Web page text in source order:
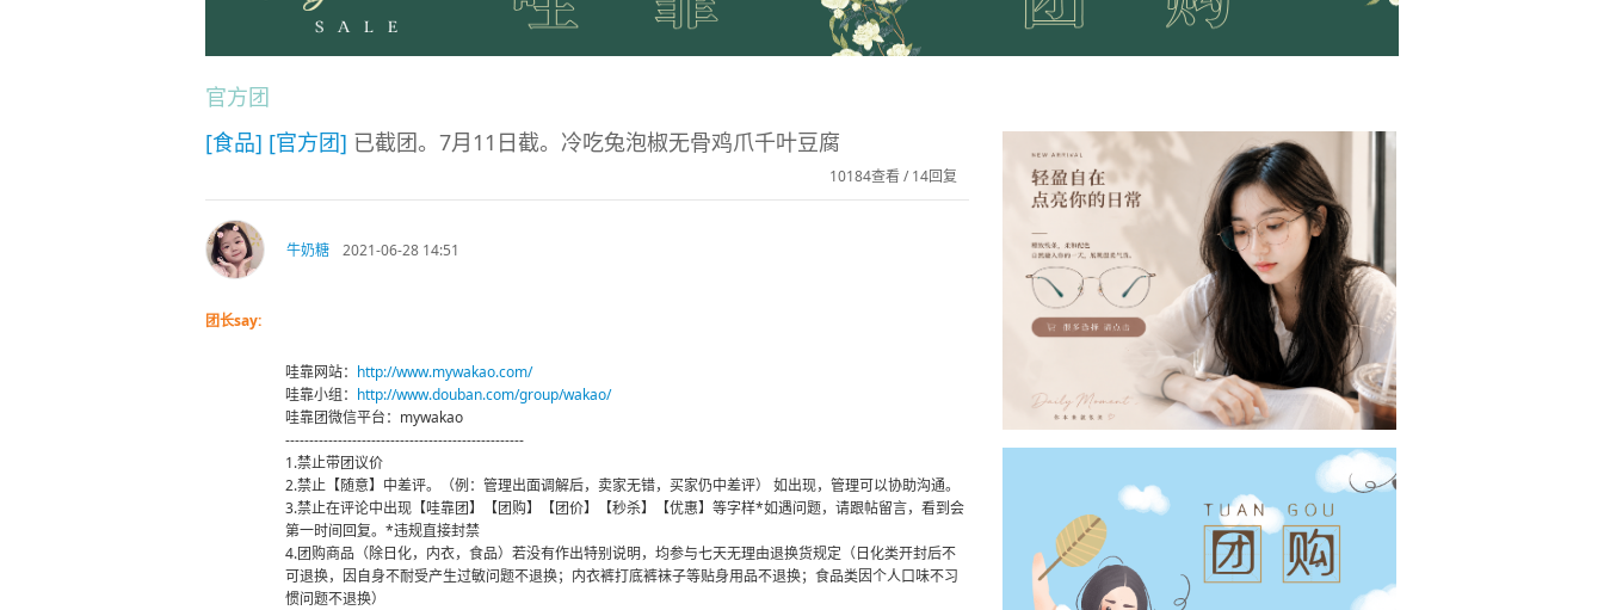
官方团
[食品] [官方团] 已截团。7月11日截。冷吃兔泡椒无骨鸡爪千叶豆腐
10184查看 / 14回复
牛奶糖 2021-06-28 14:51
团长say:
哇靠网站： http://www.mywakao.com/
哇靠小组： http://www.douban.com/group/wakao/
哇靠团微信平台：mywakao
--------------------------------------------------
1.禁止带团议价
2.禁止【随意】中差评。（例：管理出面调解后，卖家无错，买家仍中差评） 如出现，管理可以协助沟通。
3.禁止在评论中出现【哇靠团】【团购】【团价】【秒杀】【优惠】等字样*如遇问题，请跟帖留言，看到会
第一时间回复。*违规直接封禁
4.团购商品（除日化，内衣，食品）若没有作出特别说明，均参与七天无理由退换货规定（日化类开封后不
可退换，因自身不耐受产生过敏问题不退换；内衣裤打底裤袜子等贴身用品不退换；食品类因个人口味不习
惯问题不退换）